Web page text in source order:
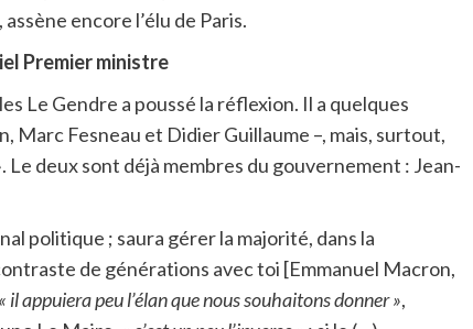
, assène encore l’élu de Paris.
Premier ministre
Le Gendre a poussé la réflexion. Il a quelques
Marc Fesneau et Didier Guillaume –, mais, surtout,
. Le deux sont déjà membres du gouvernement : Jean-
politique ; saura gérer la majorité, dans la
de générations avec toi [Emmanuel Macron,
« il appuiera peu l’élan que nous souhaitons donner »,